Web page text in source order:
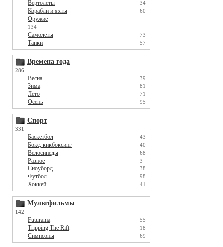
Вертолеты 34
Корабли и яхты 60
Оружие
134
Самолеты 73
Танки 57
Времена года
286
Весна 39
Зима 81
Лето 71
Осень 95
Спорт
331
Баскетбол 43
Бокс, кикбоксинг 40
Велосипеды 68
Разное 3
Сноуборд 38
Футбол 98
Хоккей 41
Мультфильмы
142
Futurama 55
Tripping The Rift 18
Симпсоны 69